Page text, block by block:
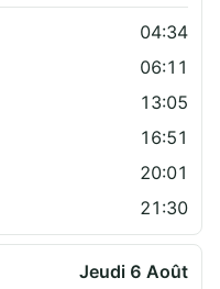
04:34
06:11
13:05
16:51
20:01
21:30
Jeudi 6 Août